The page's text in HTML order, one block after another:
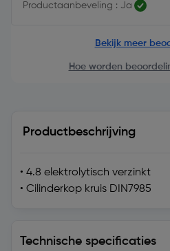
Productaanbeveling : Ja
Bekijk meer
Hoe worden
Productbeschrijving
• 4.8 elektrolytisch verzinkt
• Cilinderkop kruis DIN7985
Technische specificaties